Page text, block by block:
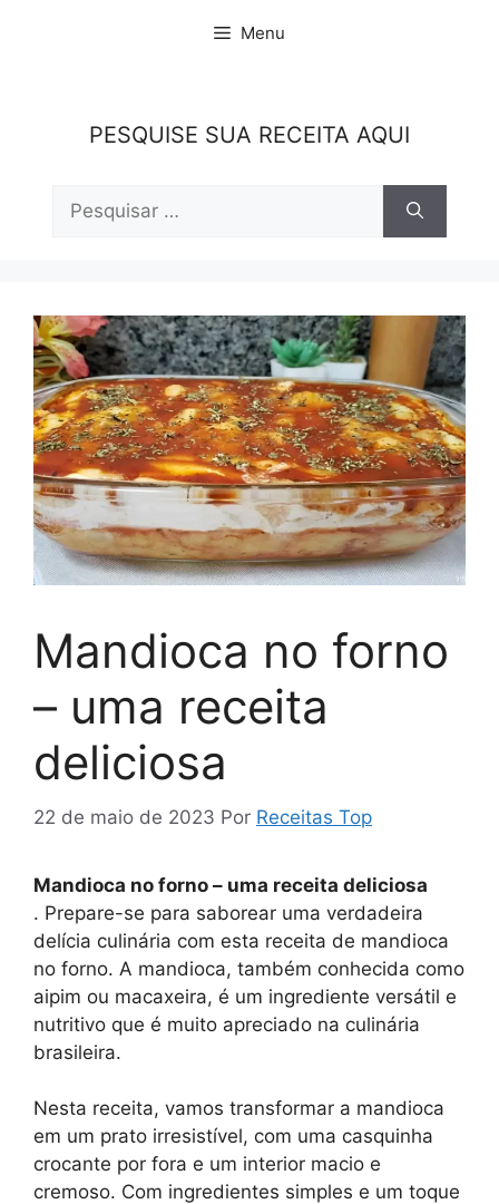
Menu
PESQUISE SUA RECEITA AQUI
por:
Mandioca no forno
– uma receita
deliciosa
22 de maio de 2023 Por Receitas Top
Mandioca no forno – uma receita deliciosa
. Prepare-se para saborear uma verdadeira
delícia culinária com esta receita de mandioca
no forno. A mandioca, também conhecida como
aipim ou macaxeira, é um ingrediente versátil e
nutritivo que é muito apreciado na culinária
brasileira.
Nesta receita, vamos transformar a mandioca
em um prato irresistível, com uma casquinha
crocante por fora e um interior macio e
cremoso. Com ingredientes simples e um toque